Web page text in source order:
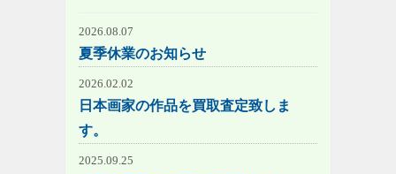
2026.08.07
夏季休業のお知らせ
2026.02.02
日本画家の作品を買取査定致しま
す。
2025.09.25